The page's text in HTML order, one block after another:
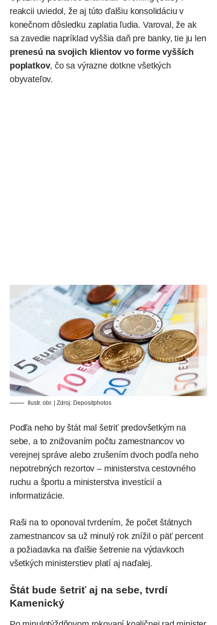
reakcii uviedol, že aj túto ďalšiu konsolidáciu v
konečnom dôsledku zaplatia ľudia. Varoval, že ak
sa zavedie napríklad vyššia daň pre banky, tie ju len
prenesú na svojich klientov vo forme vyšších
poplatkov, čo sa výrazne dotkne všetkých
obyvateľov.
Ilustr. obr. | Zdroj: Depositphotos
Podľa neho by štát mal šetriť predovšetkým na
sebe, a to znižovaním počtu zamestnancov vo
verejnej správe alebo zrušením dvoch podľa neho
nepotrebných rezortov – ministerstva cestovného
ruchu a športu a ministerstva investícií a
informatizácie.
Raši na to oponoval tvrdením, že počet štátnych
zamestnancov sa už minulý rok znížil o päť percent
a požiadavka na ďalšie šetrenie na výdavkoch
všetkých ministerstiev platí aj naďalej.
Štát bude šetriť aj na sebe, tvrdí
Kamenický